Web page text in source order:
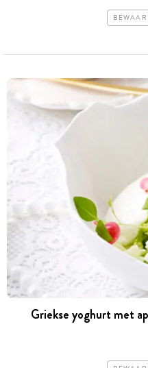
Griekse yoghurt met